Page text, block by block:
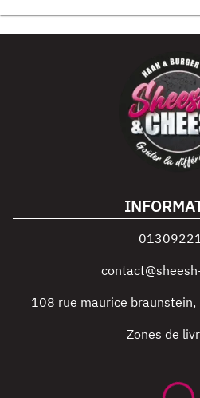
108 rue maurice braunstein,
Zones de